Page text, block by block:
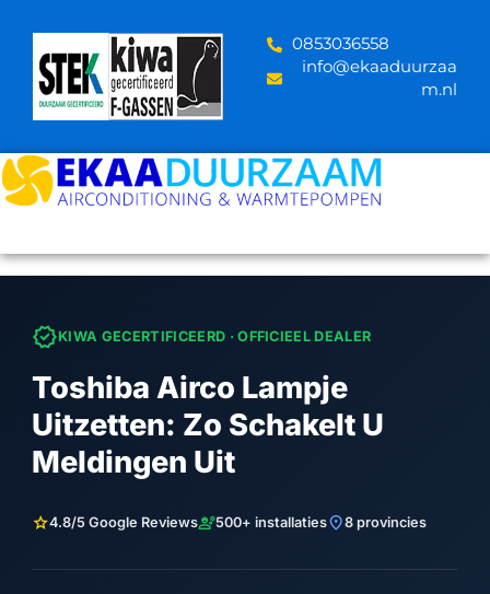
content
‪0853036558
info@ekaaduurzaa
m.nl
verifiedKIWA GECERTIFICEERD · OFFICIEEL DEALER
Toshiba Airco Lampje
Uitzetten: Zo Schakelt U
Meldingen Uit
star4.8/5 Google Reviewsengineering500+ installatieslocation_on8 provincies